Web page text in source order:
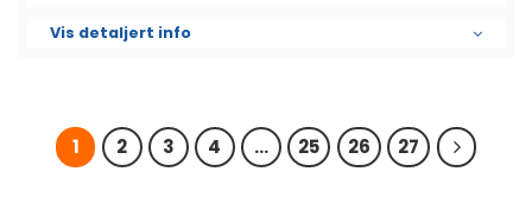
Vis detaljert info
1 2 3 4 … 25 26 27